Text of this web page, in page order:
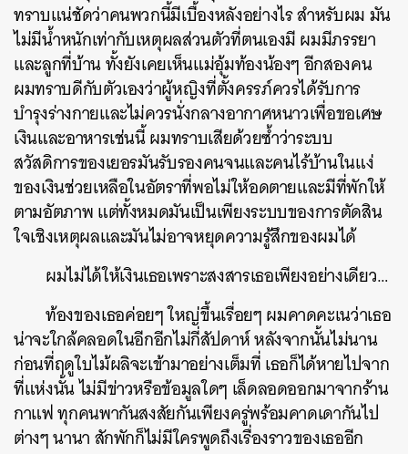
ทราบแน่ชัดว่าคนพวกนี้มีเบื้องหลังอย่างไร สำหรับผม มัน
ไม่มีน้ำหนักเท่ากับเหตุผลส่วนตัวที่ตนเองมี ผมมีภรรยา
และลูกที่บ้าน ทั้งยังเคยเห็นแม่อุ้มท้องน้องๆ อีกสองคน
ผมทราบดีกับตัวเองว่าผู้หญิงที่ตั้งครรภ์ควรได้รับการ
บำรุงร่างกายและไม่ควรนั่งกลางอากาศหนาวเพื่อขอเศษ
เงินและอาหารเช่นนี้ ผมทราบเสียด้วยซ้ำว่าระบบ
สวัสดิการของเยอรมันรับรองคนจนและคนไร้บ้านในแง่
ของเงินช่วยเหลือในอัตราที่พอไม่ให้อดตายและมีที่พักให้
ตามอัตภาพ แต่ทั้งหมดมันเป็นเพียงระบบของการตัดสิน
ใจเชิงเหตุผลและมันไม่อาจหยุดความรู้สึกของผมได้
ผมไม่ได้ให้เงินเธอเพราะสงสารเธอเพียงอย่างเดียว…
ท้องของเธอค่อยๆ ใหญ่ขึ้นเรื่อยๆ ผมคาดคะเนว่าเธอ
น่าจะใกล้คลอดในอีกอีกไม่กี่สัปดาห์ หลังจากนั้นไม่นาน
ก่อนที่ฤดูใบไม้ผลิจะเข้ามาอย่างเต็มที่ เธอก็ได้หายไปจาก
ที่แห่งนั้น ไม่มีข่าวหรือข้อมูลใดๆ เล็ดลอดออกมาจากร้าน
กาแฟ ทุกคนพากันสงสัยกันเพียงครู่พร้อมคาดเดากันไป
ต่างๆ นานา สักพักก็ไม่มีใครพูดถึงเรื่องราวของเธออีก